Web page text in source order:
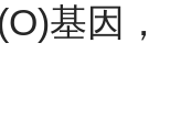
基因，